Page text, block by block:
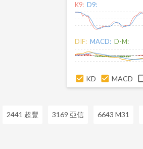
K9: D9:
DIF: MACD: D-M:
KD MACD
2441 超豐 3169 亞信 6643 M31